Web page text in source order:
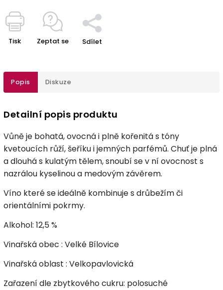
Tisk Zeptat se Sdílet
Popis Diskuze
Detailní popis produktu
Vůně je bohatá, ovocná i plně kořenitá s tóny
kvetoucích růží, šeříku i jemných parfémů. Chuť je plná
a dlouhá s kulatým tělem, snoubí se v ní ovocnost s
nazrálou kyselinou a medovým závěrem.
Víno které se ideálně kombinuje s drůbežím či
orientálními pokrmy.
Alkohol: 12,5 %
Vinařská obec : Velké Bílovice
Vinařská oblast : Velkopavlovická
Zařazení dle zbytkového cukru: polosuché